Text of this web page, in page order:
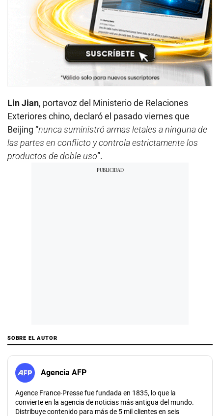
Lin Jian, portavoz del Ministerio de Relaciones
Exteriores chino, declaró el pasado viernes que
Beijing “nunca suministró armas letales a ninguna de
las partes en conflicto y controla estrictamente los
productos de doble uso”.
SOBRE EL AUTOR
Agencia AFP
Agence France-Presse fue fundada en 1835, lo que la
convierte en la agencia de noticias más antigua del mundo.
Distribuye contenido para más de 5 mil clientes en seis